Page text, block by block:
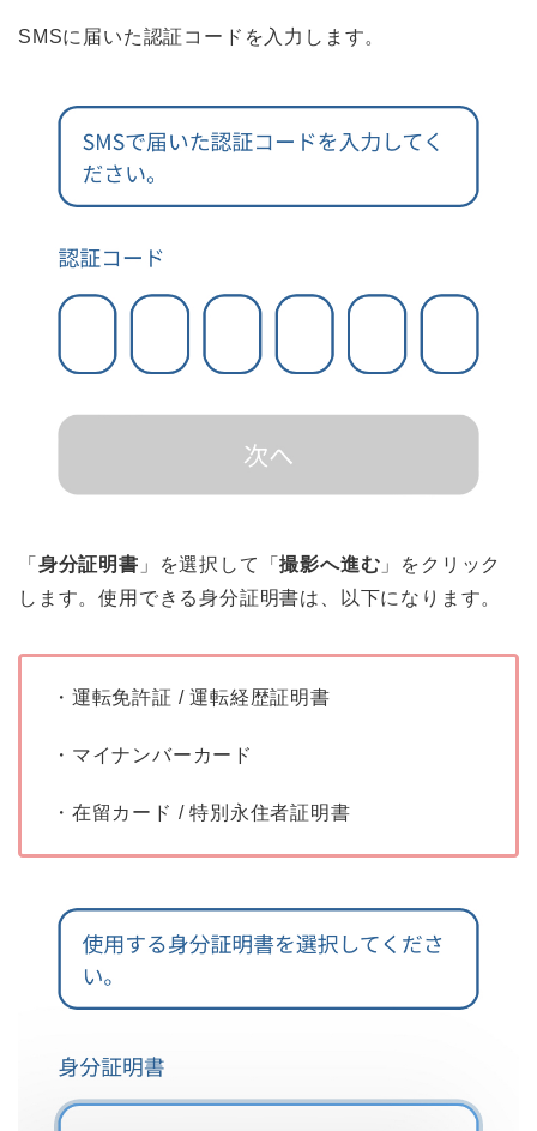
SMSに届いた認証コードを入力します。
「 身分証明書 」を選択して「撮影へ進む 」をクリック
します。使用できる身分証明書は、以下になります。
・運転免許証 / 運転経歴証明書
・マイナンバーカード
・在留カード / 特別永住者証明書